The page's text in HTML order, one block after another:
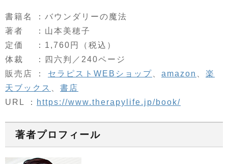
書籍名 ：バウンダリーの魔法
著者 ：山本美穂子
定価 ：1,760円（税込）
体裁 ：四六判／240ページ
販売店 ： セラピストWEBショップ amazon
楽
天ブックス
書店
URL ：
https://www.therapylife.jp/book/
著者プロフィール